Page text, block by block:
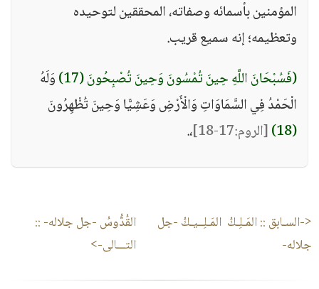
المؤمنين بأسمائه وصفاته، المحققين لتوحيده
وتعظيمه؛ إنه سميع قريب.
(فَسُبْحَانَ اللَّهِ حِينَ تُمْسُونَ وَحِينَ تُصْبِحُونَ (17)
وَلَهُ
الْحَمْدُ فِي السَّمَاوَاتِ وَالْأَرْضِ وَعَشِيًّا وَحِينَ تُظْهِرُونَ
(18)
[الروم:17-18] ،.
<-السـابق ::المَـلِـكُ المَـلِــيـكُ -جل
جلاله-
القُدُّوسُ -جل جلاله- ::
التـــالى->